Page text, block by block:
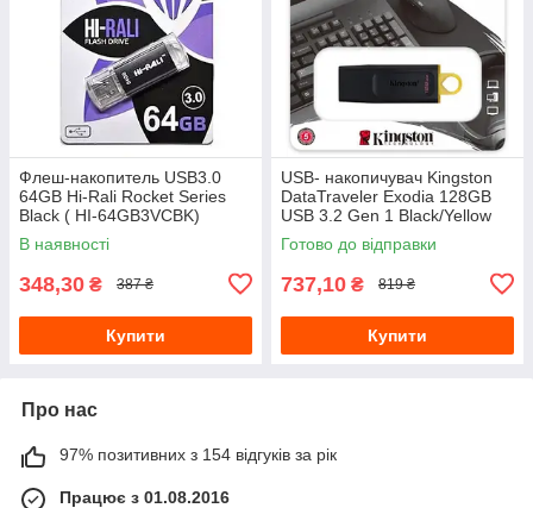
Флеш-накопитель USB3.0
64GB Hi-Rali Rocket Series
Black ( HI-64GB3VCBK)
В наявності
348,30 ₴ 387 ₴
Купити
USB- накопичувач Kingston
DataTraveler Exodia 128GB
USB 3.2 Gen 1 Black/Yellow
(DTX/128GB)
Готово до відправки
737,10 ₴ 819 ₴
Купити
Про нас
97% позитивних з 154 відгуків за рік
Працює з 01.08.2016